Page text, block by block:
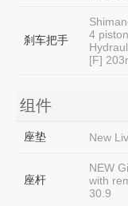
刹车把手
4 piston
[F]
组件
座垫 New
座杆
NEW
with
30.9